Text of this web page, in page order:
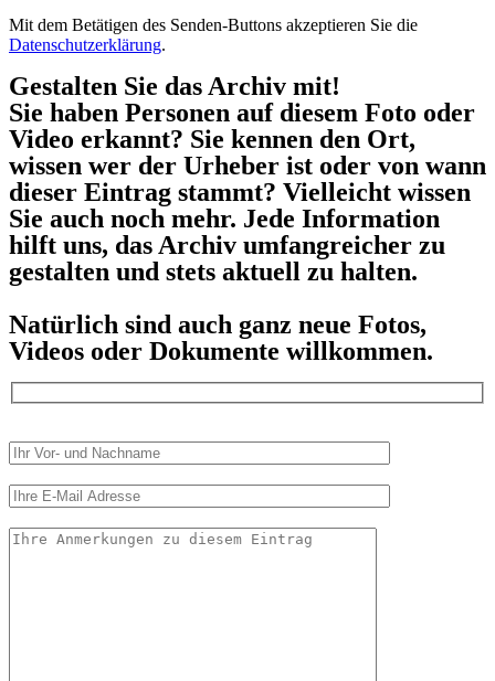
Mit dem Betätigen des Senden-Buttons akzeptieren Sie die
Datenschutzerklärung.
Gestalten Sie das Archiv mit!
Sie haben Personen auf diesem Foto oder
Video erkannt? Sie kennen den Ort,
wissen wer der Urheber ist oder von wann
dieser Eintrag stammt? Vielleicht wissen
Sie auch noch mehr. Jede Information
hilft uns, das Archiv umfangreicher zu
gestalten und stets aktuell zu halten.
Natürlich sind auch ganz neue Fotos,
Videos oder Dokumente willkommen.